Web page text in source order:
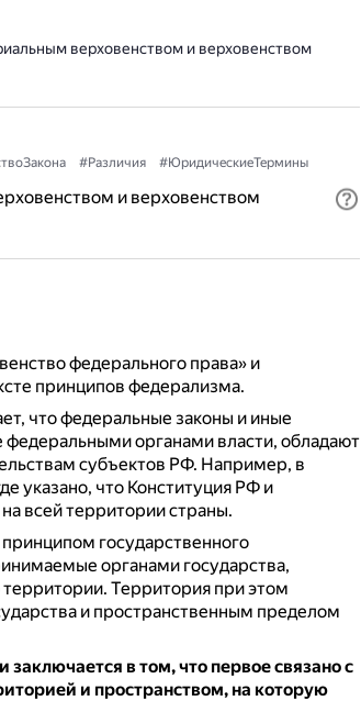
верховенством и верховенством
#Различия #ЮридическиеТермины
и верховенством
федерального права» и
принципов федерализма.
что федеральные законы и иные
органами власти, обладают
субъектов РФ. Например, в
указано, что Конституция РФ и
всей территории страны.
государственного
органами государства,
территории. Территория при этом
и пространственным пределом
в том, что первое связано с
и пространством, на которую